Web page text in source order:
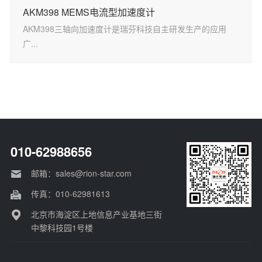
AKM398 MEMS电流型加速度计
AKM398三轴向加速度计是瑞芬科技自主研发生产的应用
广...
010-62988656
邮箱：sales@rion-star.com
传真：010-62981613
北京市海淀区上地信息产业基地三街
中黎科技园1号楼